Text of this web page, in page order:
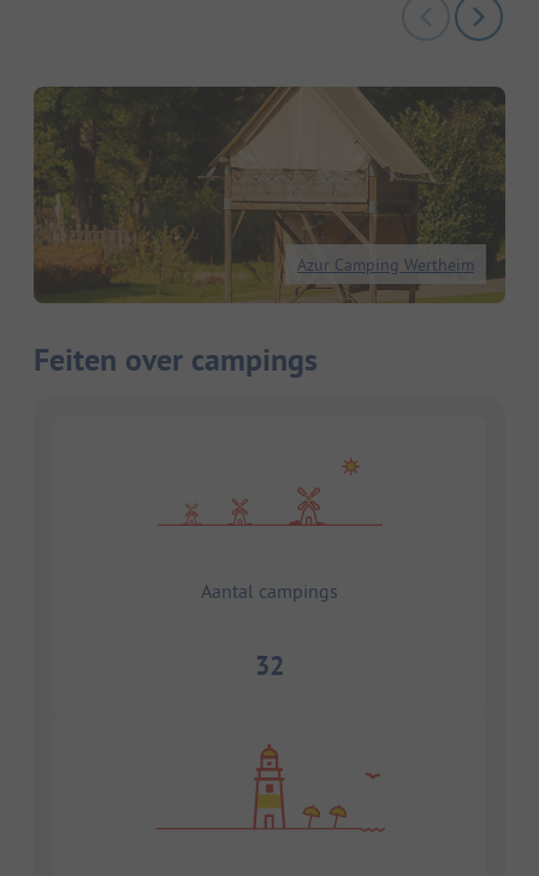
Azur Camping Wertheim
Feiten over campings
Aantal campings
32